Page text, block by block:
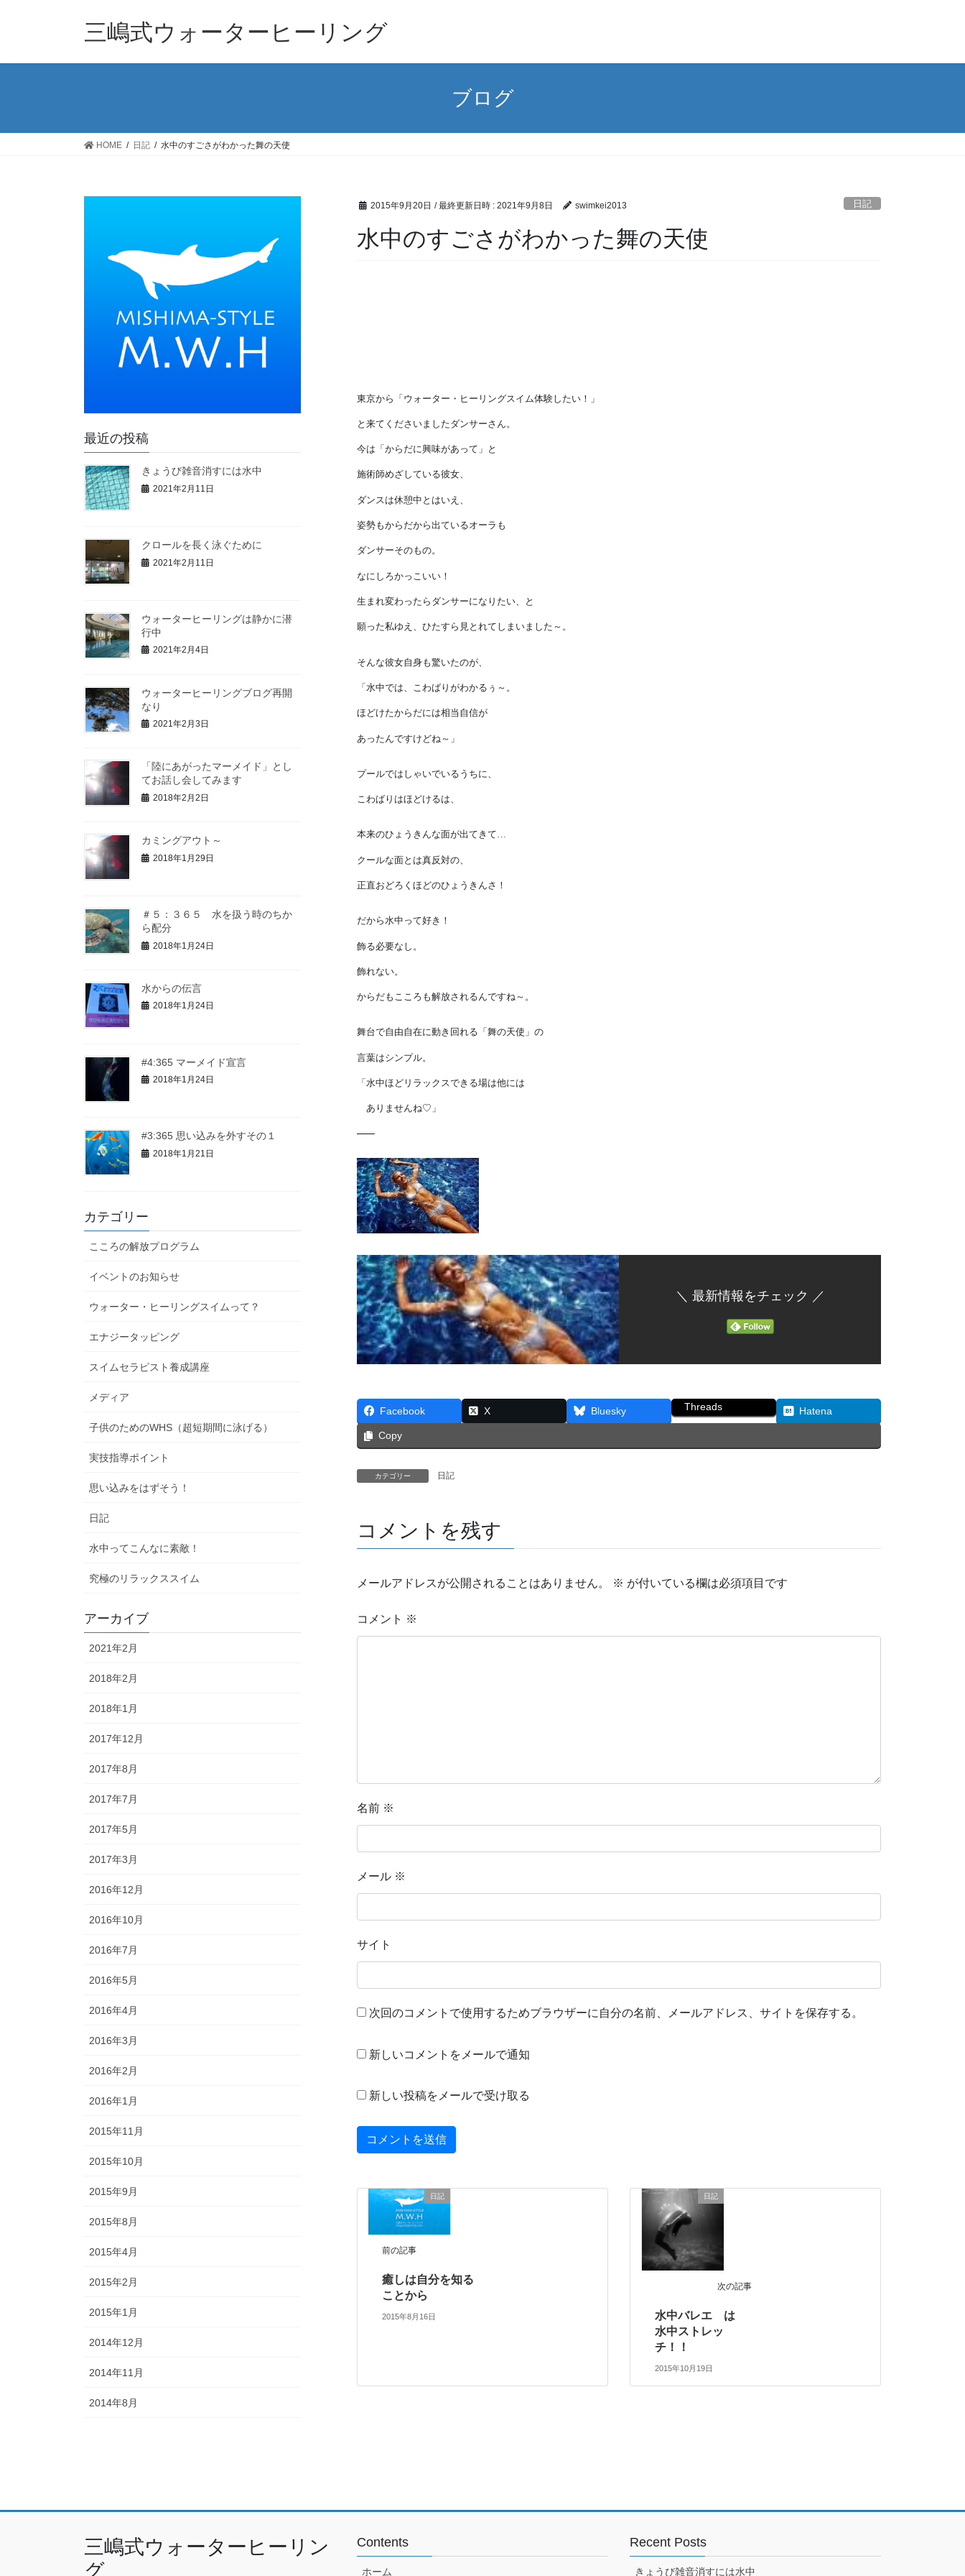
三嶋式ウォーターヒーリング
ブログ
HOME 日記 水中のすごさがわかった舞の天使
2015年9月20日 / 最終更新日時 : 2021年9月8日 swimkei2013 日記
水中のすごさがわかった舞の天使
東京から「ウォーター・ヒーリングスイム体験したい！」
と 来てくださいましたダンサーさん。
今は「からだに興味があって」と
施術師めざしている彼女、
ダンスは休憩中とはいえ、
姿勢もからだから出ているオーラも
ダンサーそのもの。
なにしろかっこいい！
生まれ変わったらダンサーになりたい、と
願った私ゆえ、 ひたすら見とれてしまいました～。
そんな彼女自身も驚いたのが、
「水中では、こわばりがわかるぅ～。
ほどけたからだには相当自信が
あったんですけどね～」
プールではしゃいでいるうちに、
こわばりはほどけるは、
本来のひょうきんな面が出てきて…
クールな面とは真反対の、
正直おどろくほどのひょうきんさ！
だから水中って好き！
飾る必要なし。
飾れない。
からだもこころも解放されるんですね～。
舞台で自由自在に動き回れる「舞の天使」の
言葉はシンプル。
「水中ほどリラックスできる場は他には
ありませんね♡」
—–
＼ 最新情報をチェック ／
Facebook X Bluesky Threads Hatena
Copy
カテゴリー 日記
コメントを残す
メールアドレスが公開されることはありません。 ※ が付いている欄は必須項目です
コメント ※
名前 ※
メール ※
サイト
次回のコメントで使用するためブラウザーに自分の名前、メールアドレス、サイトを保存する。
新しいコメントをメールで通知
新しい投稿をメールで受け取る
日記
前の記事
癒しは自分を知る
ことから
2015年8月16日
日記
次の記事
水中バレエ は
水中ストレッ
チ！！
2015年10月19日
最近の投稿
きょうび雑音消すには水中
2021年2月11日
クロールを長く泳ぐために
2021年2月11日
ウォーターヒーリングは静かに潜
行中
2021年2月4日
ウォーターヒーリングブログ再開
なり
2021年2月3日
「陸にあがったマーメイド」とし
てお話し会してみます
2018年2月2日
カミングアウト～
2018年1月29日
＃５：３６５ 水を扱う時のちか
ら配分
2018年1月24日
水からの伝言
2018年1月24日
#4:365 マーメイド宣言
2018年1月24日
#3:365 思い込みを外すその１
2018年1月21日
カテゴリー
こころの解放プログラム
イベントのお知らせ
ウォーター・ヒーリングスイムって？
エナジータッピング
スイムセラピスト養成講座
メディア
子供のためのWHS（超短期間に泳げる）
実技指導ポイント
思い込みをはずそう！
日記
水中ってこんなに素敵！
究極のリラックススイム
アーカイブ
2021年2月
2018年2月
2018年1月
2017年12月
2017年8月
2017年7月
2017年5月
2017年3月
2016年12月
2016年10月
2016年7月
2016年5月
2016年4月
2016年3月
2016年2月
2016年1月
2015年11月
2015年10月
2015年9月
2015年8月
2015年4月
2015年2月
2015年1月
2014年12月
2014年11月
2014年8月
三嶋式ウォーターヒーリン
グ
Contents
ホーム
Recent Posts
きょうび雑音消すには水中